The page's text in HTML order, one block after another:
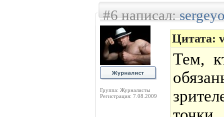
#6 написал:
Группа: Журналисты
Регистрация: 7.08.2009
Цитата:
Тем,